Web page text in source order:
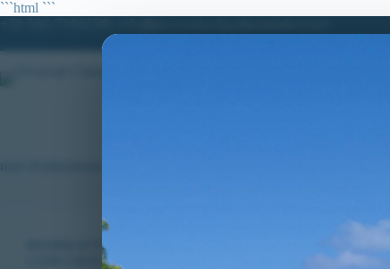
```html ```
contenuto
RICORSI ATTIVI
CONCORSO 3700 ALLIEVI CARABINIERI: